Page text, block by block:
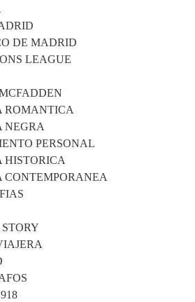
DE MADRID
LEAGUE
ROMANTICA
NEGRA
PERSONAL
HISTORICA
CONTEMPORANEA